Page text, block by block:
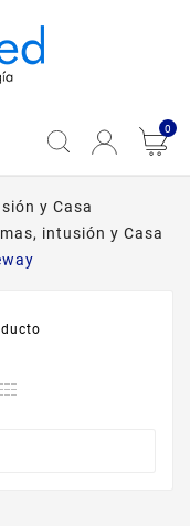
0
y Casa
intusión y Casa